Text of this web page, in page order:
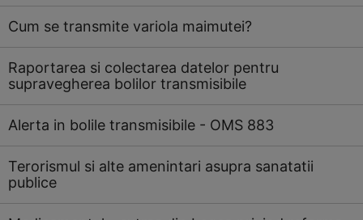
Cum se transmite variola maimutei?
Raportarea si colectarea datelor pentru
supravegherea bolilor transmisibile
Alerta in bolile transmisibile - OMS 883
Terorismul si alte amenintari asupra sanatatii
publice